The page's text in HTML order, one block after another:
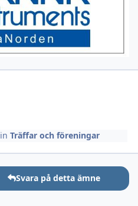
inTräffar och föreningar
Svara på detta ämne